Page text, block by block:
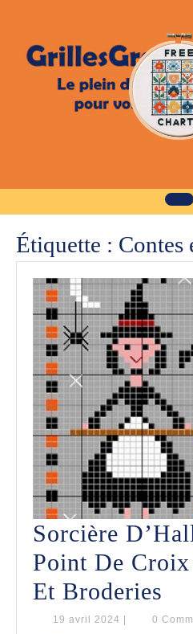
Étiquette : Contes
Sorcière
Point De Croix
Et Broderies
19 avril 2024 19
0